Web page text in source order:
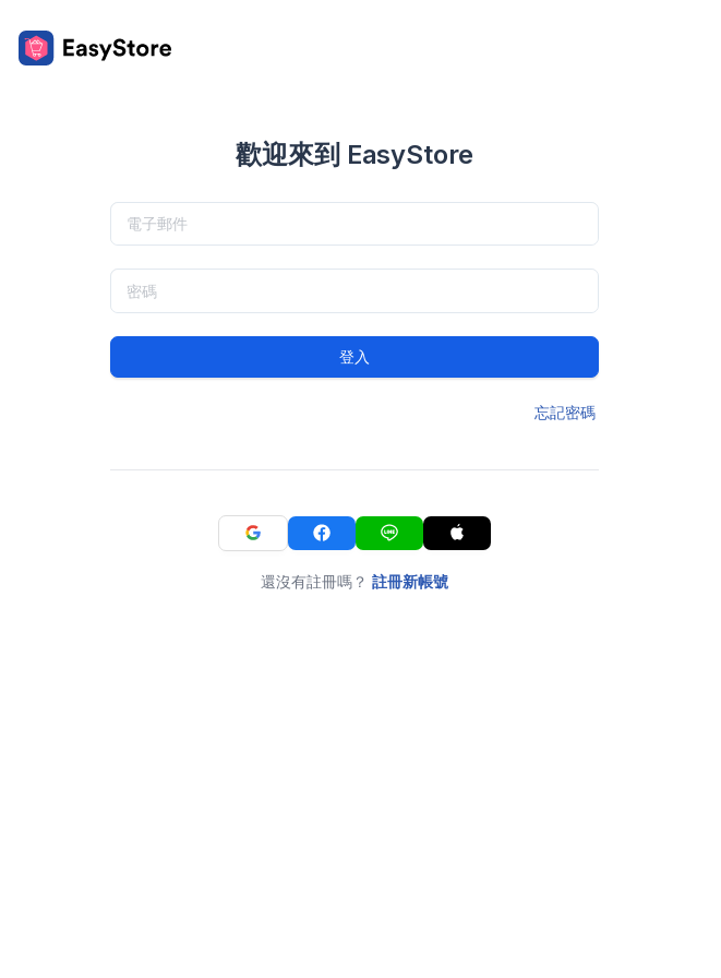
歡迎來到 EasyStore
登入
忘記密碼
還沒有註冊嗎？ 註冊新帳號